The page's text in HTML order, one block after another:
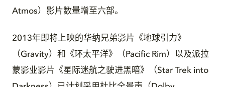
Atmos）影片数量增至六部。
2013年即将上映的华纳兄弟影片《地球引力》
（Gravity）和《环太平洋》（Pacific Rim）以及派拉
蒙影业影片《星际迷航之驶进黑暗》（Star Trek into